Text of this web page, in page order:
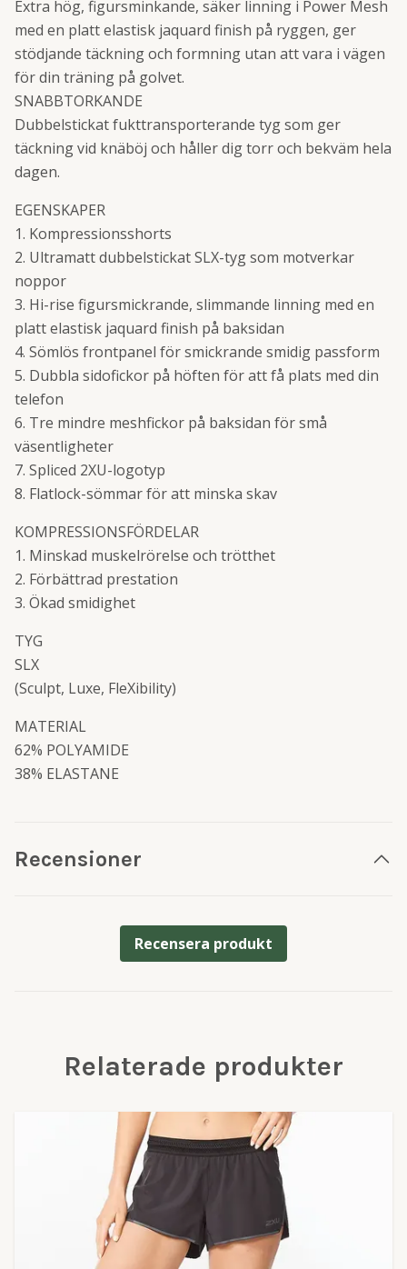
Extra hög, figursminkande, säker linning i Power Mesh
med en platt elastisk jaquard finish på ryggen, ger
stödjande täckning och formning utan att vara i vägen
för din träning på golvet.
SNABBTORKANDE
Dubbelstickat fukttransporterande tyg som ger
täckning vid knäböj och håller dig torr och bekväm hela
dagen.
EGENSKAPER
1. Kompressionsshorts
2. Ultramatt dubbelstickat SLX-tyg som motverkar
noppor
3. Hi-rise figursmickrande, slimmande linning med en
platt elastisk jaquard finish på baksidan
4. Sömlös frontpanel för smickrande smidig passform
5. Dubbla sidofickor på höften för att få plats med din
telefon
6. Tre mindre meshfickor på baksidan för små
väsentligheter
7. Spliced 2XU-logotyp
8. Flatlock-sömmar för att minska skav
KOMPRESSIONSFÖRDELAR
1. Minskad muskelrörelse och trötthet
2. Förbättrad prestation
3. Ökad smidighet
TYG
SLX
(Sculpt, Luxe, FleXibility)
MATERIAL
62% POLYAMIDE
38% ELASTANE
Recensioner
Recensera produkt
Relaterade produkter